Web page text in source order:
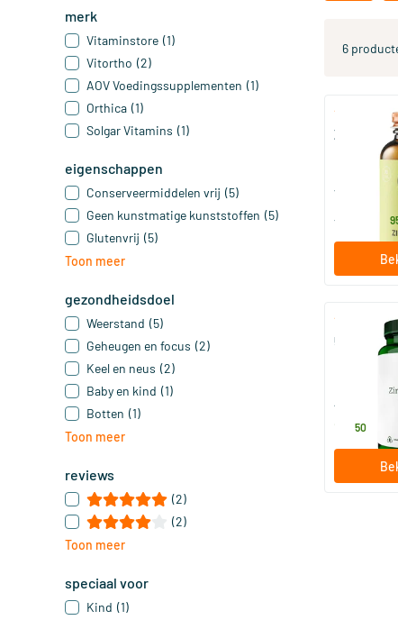
merk
Vitaminstore (1)
Vitortho (2)
AOV Voedingssupplementen (1)
Orthica (1)
Solgar Vitamins (1)
eigenschappen
Conserveermiddelen vrij (5)
Geen kunstmatige kunststoffen (5)
Glutenvrij (5)
Toon meer
gezondheidsdoel
Weerstand (5)
Geheugen en focus (2)
Keel en neus (2)
Baby en kind (1)
Botten (1)
Toon meer
reviews
(2)
(2)
Toon meer
speciaal voor
Kind (1)
6
Zink
70
vanaf
534 Zink
90
AOV
50